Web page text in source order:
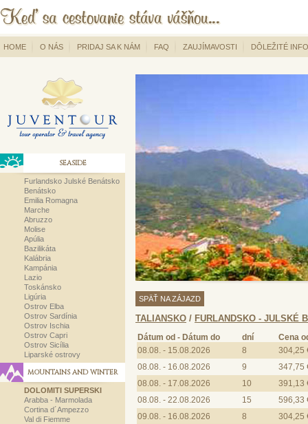
HOME O NÁS PRIDAJ SA K NÁM FAQ ZAUJÍMAVOSTI DÔLEŽITÉ
SEASIDE
Furlandsko Julské Benátsko
Benátsko
Emilia Romagna
Marche
Abruzzo
Molise
Apúlia
Bazilikáta
Kalábria
Kampánia
Lazio
Toskánsko
Ligúria
Ostrov Elba
Ostrov Sardínia
Ostrov Ischia
Ostrov Capri
Ostrov Sicília
Liparské ostrovy
MOUNTAINS AND WINTER
DOLOMITI SUPERSKI
Arabba - Marmolada
Cortina d´Ampezzo
Val di Fiemme
SPÄŤ NA ZÁJAZD
TALIANSKO / FURLANDSKO - JULSKÉ
Dátum od - Dátum do dní
Cena
08.08. - 15.08.2026
8
304,25
08.08. - 16.08.2026
9
347,75
08.08. - 17.08.2026
10
391,13
08.08. - 22.08.2026
15
596,33
09.08. - 16.08.2026
8
304,25